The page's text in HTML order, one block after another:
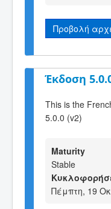
Προβολή
Έκδοση
This is the
5.0.0 (v2)
Maturity
Stable
Πέμπτη, 19